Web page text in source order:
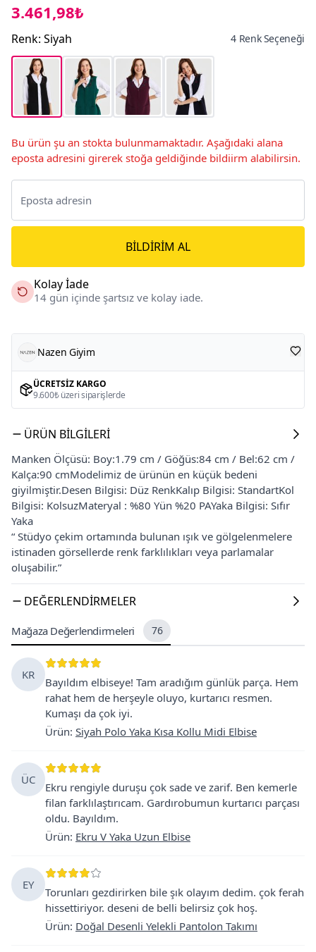
3.461,98₺
Renk: Siyah 4 Renk Seçeneği
Bu ürün şu an stokta bulunmamaktadır. Aşağıdaki alana
eposta adresini girerek stoğa geldiğinde bildiirm alabilirsin.
BILDIRIM AL
Kolay İade
14 gün içinde şartsız ve kolay iade.
Nazen Giyim
ÜCRETSIZ KARGO
9.600₺ üzeri siparişlerde
ÜRÜN BILGILERI
Manken Ölçüsü: Boy:1.79 cm / Göğüs:84 cm / Bel:62 cm /
Kalça:90 cmModelimiz de ürünün en küçük bedeni
giyilmiştir.Desen Bilgisi: Düz RenkKalıp Bilgisi: StandartKol
Bilgisi: KolsuzMateryal : %80 Yün %20 PAYaka Bilgisi: Sıfır
Yaka
“ Stüdyo çekim ortamında bulunan ışık ve gölgelenmelere
istinaden görsellerde renk farklılıkları veya parlamalar
oluşabilir.”
DEĞERLENDIRMELER
Mağaza Değerlendirmeleri 76
KR
Bayıldım elbiseye! Tam aradığım günlük parça. Hem
rahat hem de herşeyle oluyo, kurtarıcı resmen.
Kumaşı da çok iyi.
Ürün: Siyah Polo Yaka Kısa Kollu Midi Elbise
ÜC
Ekru rengiyle duruşu çok sade ve zarif. Ben kemerle
filan farklılaştırıcam. Gardırobumun kurtarıcı parçası
oldu. Bayıldım.
Ürün: Ekru V Yaka Uzun Elbise
EY
Torunları gezdirirken bile şık olayım dedim. çok ferah
hissettiriyor. deseni de belli belirsiz çok hoş.
Ürün: Doğal Desenli Yelekli Pantolon Takımı